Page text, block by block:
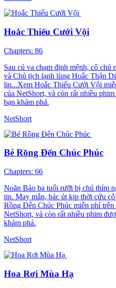
Hoắc Thiếu Cưới Vội
Chapters: 86
Sau cú va chạm định mệnh, cô
và Chủ tịch lạnh lùng Hoắc Thận
lin...Xem Hoắc Thiếu Cưới Vội
của NetShort, và còn rất nhiều
bạn khám phá.
NetShort
Bé Rồng Đến Chúc Phúc
Chapters: 66
Noãn Bảo ba tuổi rưỡi bị chú thím
tin. May mắn, bác út kịp thời cứu
Rồng Đến Chúc Phúc miễn phí
NetShort, và còn rất nhiều phim
khám phá.
NetShort
Hoa Rơi Mùa Hạ